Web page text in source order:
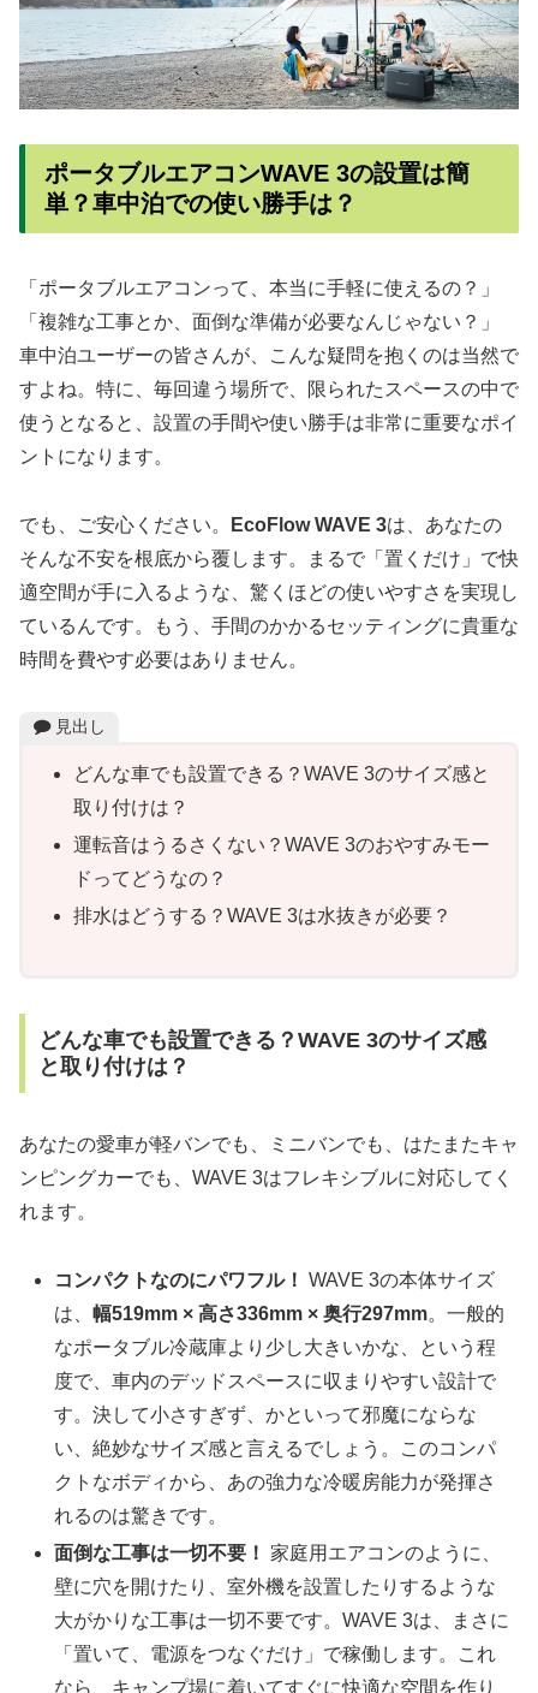
ポータブルエアコンWAVE 3の設置は簡
単？車中泊での使い勝手は？
「ポータブルエアコンって、本当に手軽に使えるの？」
「複雑な工事とか、面倒な準備が必要なんじゃない？」
車中泊ユーザーの皆さんが、こんな疑問を抱くのは当然で
すよね。特に、毎回違う場所で、限られたスペースの中で
使うとなると、設置の手間や使い勝手は非常に重要なポイ
ントになります。
でも、ご安心ください。 EcoFlow WAVE 3は、あなたの
そんな不安を根底から覆します。まるで「置くだけ」で快
適空間が手に入るような、驚くほどの使いやすさを実現し
ているんです。もう、手間のかかるセッティングに貴重な
時間を費やす必要はありません。
見出し
どんな車でも設置できる？WAVE 3のサイズ感と
取り付けは？
運転音はうるさくない？WAVE 3のおやすみモー
ドってどうなの？
排水はどうする？WAVE 3は水抜きが必要？
どんな車でも設置できる？WAVE 3のサイズ感
と取り付けは？
あなたの愛車が軽バンでも、ミニバンでも、はたまたキャ
ンピングカーでも、WAVE 3はフレキシブルに対応してく
れます。
コンパクトなのにパワフル！ WAVE 3の本体サイズ
は、幅519mm × 高さ336mm × 奥行297mm。一般的
なポータブル冷蔵庫より少し大きいかな、という程
度で、車内のデッドスペースに収まりやすい設計で
す。決して小さすぎず、かといって邪魔にならな
い、絶妙なサイズ感と言えるでしょう。このコンパ
クトなボディから、あの強力な冷暖房能力が発揮さ
れるのは驚きです。
面倒な工事は一切不要！ 家庭用エアコンのように、
壁に穴を開けたり、室外機を設置したりするような
大がかりな工事は一切不要です。WAVE 3は、まさに
「置いて、電源をつなぐだけ」で稼働します。これ
なら、キャンプ場に着いてすぐに快適な空間を作り